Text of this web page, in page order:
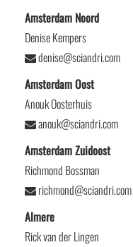
Amsterdam Noord
Denise Kempers
denise@sciandri.com
Amsterdam Oost
Anouk Oosterhuis
anouk@sciandri.com
Amsterdam Zuidoost
Richmond Bossman
richmond@sciandri.com
Almere
Rick van der Lingen